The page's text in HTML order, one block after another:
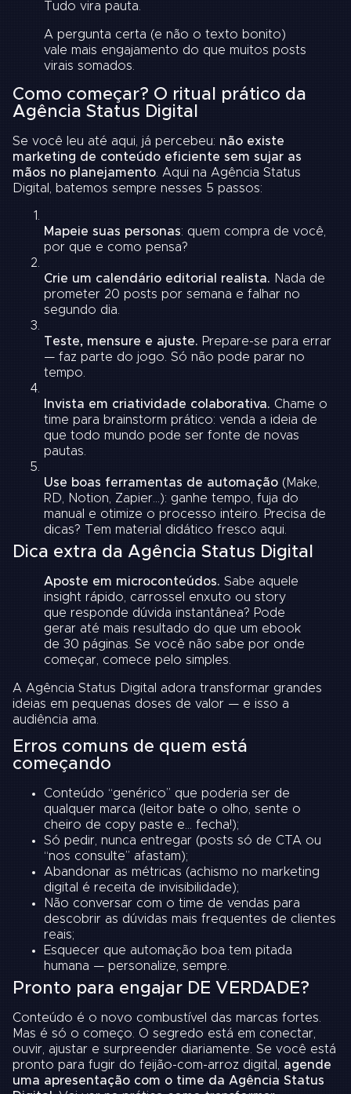
Tudo vira pauta.
A pergunta certa (e não o texto bonito)
vale mais engajamento do que muitos posts
virais somados.
Como começar? O ritual prático da
Agência Status Digital
Se você leu até aqui, já percebeu: não existe
marketing de conteúdo eficiente sem sujar as
mãos no planejamento . Aqui na Agência Status
Digital, batemos sempre nesses 5 passos:
Mapeie suas personas: quem compra de você,
por que e como pensa?
Crie um calendário editorial realista. Nada de
prometer 20 posts por semana e falhar no
segundo dia.
Teste, mensure e ajuste. Prepare-se para errar
— faz parte do jogo. Só não pode parar no
tempo.
Invista em criatividade colaborativa. Chame o
time para brainstorm prático: venda a ideia de
que todo mundo pode ser fonte de novas
pautas.
Use boas ferramentas de automação (Make,
RD, Notion, Zapier…): ganhe tempo, fuja do
manual e otimize o processo inteiro. Precisa de
dicas? Tem material didático fresco aqui.
Dica extra da Agência Status Digital
Aposte em microconteúdos. Sabe aquele
insight rápido, carrossel enxuto ou story
que responde dúvida instantânea? Pode
gerar até mais resultado do que um ebook
de 30 páginas. Se você não sabe por onde
começar, comece pelo simples.
A Agência Status Digital adora transformar grandes
ideias em pequenas doses de valor — e isso a
audiência ama.
Erros comuns de quem está
começando
Conteúdo “genérico” que poderia ser de
qualquer marca (leitor bate o olho, sente o
cheiro de copy paste e… fecha!);
Só pedir, nunca entregar (posts só de CTA ou
“nos consulte” afastam);
Abandonar as métricas (achismo no marketing
digital é receita de invisibilidade);
Não conversar com o time de vendas para
descobrir as dúvidas mais frequentes de clientes
reais;
Esquecer que automação boa tem pitada
humana — personalize, sempre.
Pronto para engajar DE VERDADE?
Conteúdo é o novo combustível das marcas fortes.
Mas é só o começo. O segredo está em conectar,
ouvir, ajustar e surpreender diariamente. Se você está
pronto para fugir do feijão-com-arroz digital, agende
uma apresentação com o time da Agência Status